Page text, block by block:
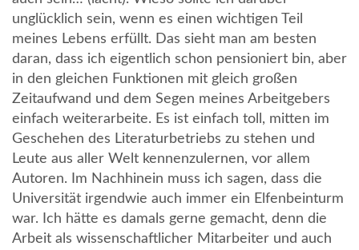
unglücklich sein, wenn es einen wichtigen Teil
meines Lebens erfüllt. Das sieht man am besten
daran, dass ich eigentlich schon pensioniert bin, aber
in den gleichen Funktionen mit gleich großen
Zeitaufwand und dem Segen meines Arbeitgebers
einfach weiterarbeite. Es ist einfach toll, mitten im
Geschehen des Literaturbetriebs zu stehen und
Leute aus aller Welt kennenzulernen, vor allem
Autoren. Im Nachhinein muss ich sagen, dass die
Universität irgendwie auch immer ein Elfenbeinturm
war. Ich hätte es damals gerne gemacht, denn die
Arbeit als wissenschaftlicher Mitarbeiter und auch